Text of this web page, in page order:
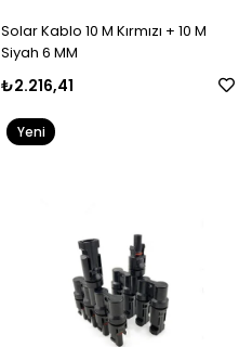
Solar Kablo 10 M Kırmızı + 10 M
Siyah 6 MM
₺2.216,41
Yeni